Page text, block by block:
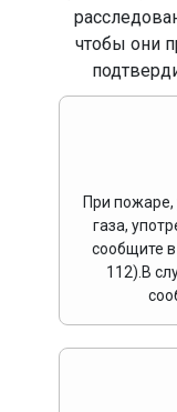
чтобы они
При
газа,
сообщите
112).В